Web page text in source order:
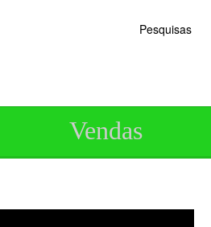
Pesquisas
Vendas